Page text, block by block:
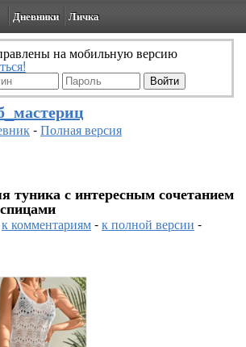
Дневники Личка
на мобильную версию
-Полная версия
туника с интересным сочетанием
к комментариям-к полной версии -